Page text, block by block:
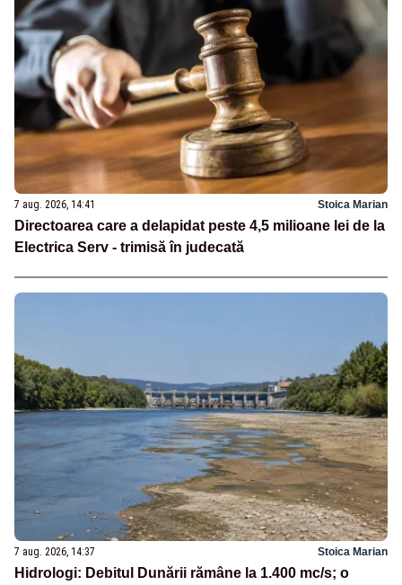
7 aug. 2026, 14:41 Stoica Marian
Directoarea care a delapidat peste 4,5 milioane lei de la
Electrica Serv - trimisă în judecată
7 aug. 2026, 14:37 Stoica Marian
Hidrologi: Debitul Dunării rămâne la 1.400 mc/s; o